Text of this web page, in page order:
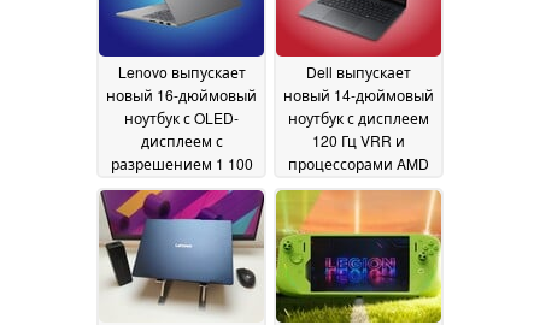
Lenovo выпускает
новый 16-дюймовый
ноутбук с OLED-
дисплеем с
разрешением 1 100
нит и графическим
процессором
мощностью 105 Вт09
June 2026
Dell выпускает
новый 14-дюймовый
ноутбук с дисплеем
120 Гц VRR и
процессорами AMD
Zen 509 June 2026